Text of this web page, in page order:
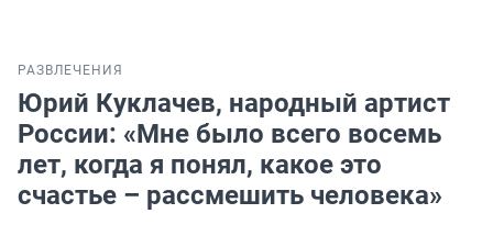
РАЗВЛЕЧЕНИЯ
Юрий Куклачев, народный артист
России: «Мне было всего восемь
лет, когда я понял, какое это
счастье – рассмешить человека»